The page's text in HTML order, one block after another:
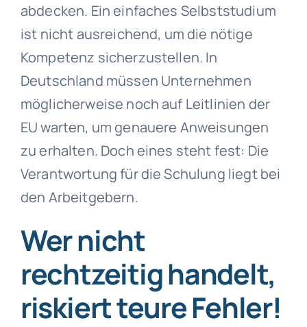
abdecken. Ein einfaches Selbststudium
ist nicht ausreichend, um die nötige
Kompetenz sicherzustellen. In
Deutschland müssen Unternehmen
möglicherweise noch auf Leitlinien der
EU warten, um genauere Anweisungen
zu erhalten. Doch eines steht fest: Die
Verantwortung für die Schulung liegt bei
den Arbeitgebern.
Wer nicht
rechtzeitig handelt,
riskiert teure Fehler!